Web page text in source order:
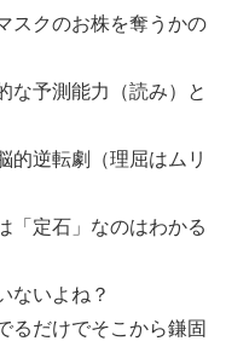
スクのお株を奪うかの
な予測能力（読み）と
的逆転劇（理屈はムリ
「定石」なのはわかる
ないよね？
るだけでそこから鎌固